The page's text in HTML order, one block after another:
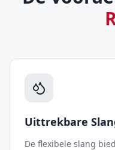
Uittrekbare
De flexibele slang